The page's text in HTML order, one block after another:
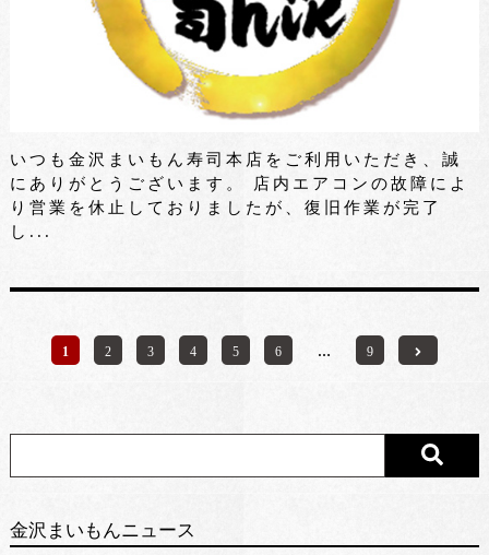
いつも金沢まいもん寿司本店をご利用いただき、誠
にありがとうございます。 店内エアコンの故障によ
り営業を休止しておりましたが、復旧作業が完了
し...
1 2 3 4 5 6 … 9
金沢まいもんニュース